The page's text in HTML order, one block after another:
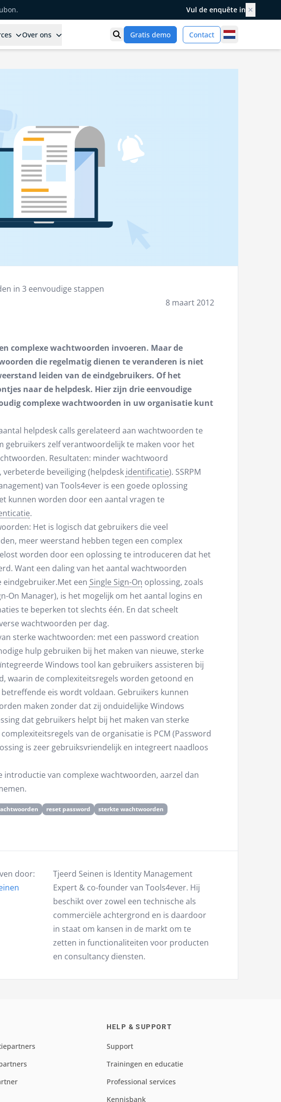
Vul de enquête in ✕
Over ons Toon zoek
Gratis demo Contact Netherlands
in 3 eenvoudige stappen
8 maart 2012
complexe wachtwoorden invoeren. Maar de
die regelmatig dienen te veranderen is niet
leiden van de eindgebruikers. Of het
naar de helpdesk. Hier zijn drie eenvoudige
complexe wachtwoorden in uw organisatie kunt
helpdesk calls gerelateerd aan wachtwoorden te
gebruikers zelf verantwoordelijk te maken voor het
Resultaten: minder wachtwoord
verbeterde beveiliging (helpdesk identificatie). SSRPM
van Tools4ever is een goede oplossing
kunnen worden door een aantal vragen te
.
Het is logisch dat gebruikers die veel
meer weerstand hebben tegen een complex
worden door een oplossing te introduceren dat het
Want een daling van het aantal wachtwoorden
een Single Sign-On oplossing, zoals
On Manager), is het mogelijk om het aantal logins en
te beperken tot slechts één. En dat scheelt
wachtwoorden per dag.
sterke wachtwoorden: met een password creation
hulp gebruiken bij het maken van nieuwe, sterke
Windows tool kan gebruikers assisteren bij
waarin de complexiteitsregels worden getoond en
eis wordt voldaan. Gebruikers kunnen
maken zonder dat zij onduidelijke Windows
dat gebruikers helpt bij het maken van sterke
van de organisatie is PCM (Password
is zeer gebruiksvriendelijk en integreert naadloos
introductie van complexe wachtwoorden, aarzel dan
reset password
sterkte wachtwoorden
door:
Tjeerd Seinen is Identity Management
Expert & co-founder van Tools4ever. Hij
beschikt over zowel een technische als
commerciële achtergrond en is daardoor
in staat om kansen in de markt om te
zetten in functionaliteiten voor producten
en consultancy diensten.
HELP & SUPPORT
Support
Trainingen en educatie
Professional services
Kennisbank